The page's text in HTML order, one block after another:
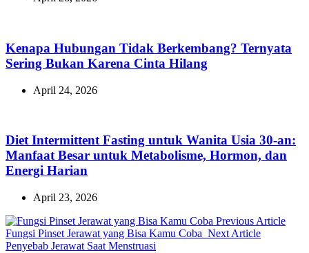
Kenapa Hubungan Tidak Berkembang? Ternyata
Sering Bukan Karena Cinta Hilang
April 24, 2026
Diet Intermittent Fasting untuk Wanita Usia 30-an:
Manfaat Besar untuk Metabolisme, Hormon, dan
Energi Harian
April 23, 2026
Previous Article
Fungsi Pinset Jerawat yang Bisa Kamu Coba Next ArticleNext
Penyebab Jerawat Saat Menstruasi